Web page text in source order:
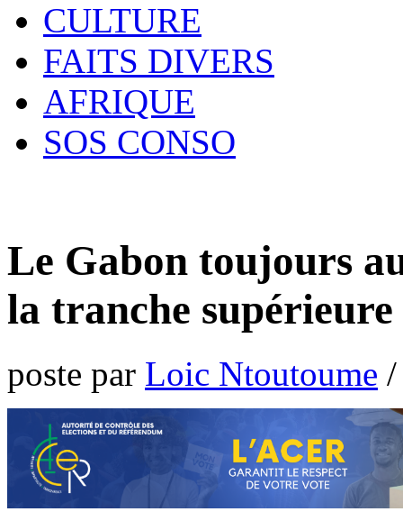
CULTURE
FAITS DIVERS
AFRIQUE
SOS CONSO
Le Gabon toujours
la tranche supérieure
poste par Loic Ntoutoume